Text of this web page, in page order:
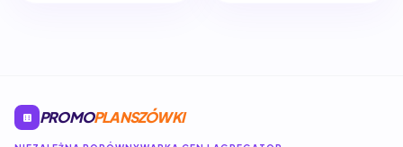
PROMOPLANSZÓWKI